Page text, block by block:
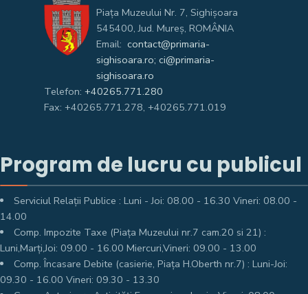
Piața Muzeului Nr. 7, Sighişoara
545400, Jud. Mureş, ROMÂNIA
Email: contact@primaria-
sighisoara.ro; ci@primaria-
sighisoara.ro
Telefon: +40265.771.280
Fax: +40265.771.278, +40265.771.019
Program de lucru cu publicul
Serviciul Relații Publice : Luni - Joi: 08.00 - 16.30 Vineri: 08.00 -
14.00
Comp. Impozite Taxe (Piața Muzeului nr.7 cam.20 si 21) :
Luni,Marți,Joi: 09.00 - 16.00 Miercuri,Vineri: 09.00 - 13.00
Comp. Încasare Debite (casierie, Piața H.Oberth nr.7) : Luni-Joi:
09.30 - 16.00 Vineri: 09.30 - 13.30